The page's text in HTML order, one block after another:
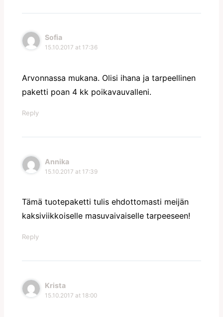
Sofia
15.10.2017 at 17:36
Arvonnassa mukana. Olisi ihana ja tarpeellinen
paketti poan 4 kk poikavauvalleni.
Reply
Annika
15.10.2017 at 17:39
Tämä tuotepaketti tulis ehdottomasti meijän
kaksiviikkoiselle masuvaivaiselle tarpeeseen!
Reply
Krista
15.10.2017 at 18:00